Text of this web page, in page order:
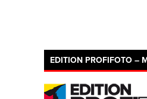
EDITION PROFIFOTO –